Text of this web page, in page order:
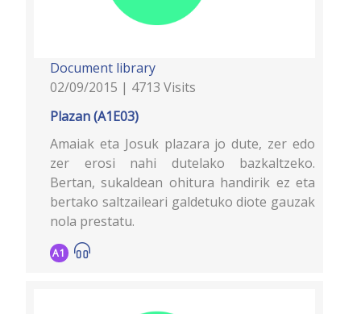
Document library
02/09/2015 | 4713 Visits
Plazan (A1E03)
Amaiak eta Josuk plazara jo dute, zer edo
zer erosi nahi dutelako bazkaltzeko.
Bertan, sukaldean ohitura handirik ez eta
bertako saltzaileari galdetuko diote gauzak
nola prestatu.
A1